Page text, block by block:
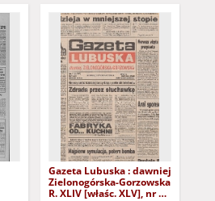
Gazeta Lubuska : dawniej
Zielonogórska-Gorzowska
R. XLIV [właśc. XLV], nr 52